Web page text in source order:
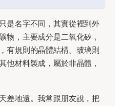
是名字不同，其實從裡到外
物，主要成分是二氧化矽，
有規則的晶體結構。玻璃則
他材料製成，屬於非晶體，
差地遠。我常跟朋友說，把